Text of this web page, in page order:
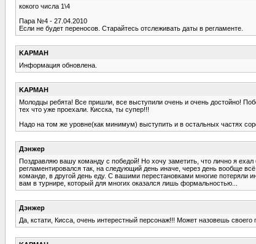
кокого числа 1\4
Пара №4 - 27.04.2010
Если не будет переносов. Старайтесь отслеживать даты в регламенте.
KAPMAH
Информация обновлена.
KAPMAH
Молодцы ребята! Все пришли, все выступили очень и очень достойно!
тех что уже проехали. Кисска, ты супер!!!
Надо на том же уровне(как минимум) выступить и в остальных частях
Дэнжер
Поздравляю вашу команду с победой! Но хочу заметить, что лично я ехал
регламентировался так, на следующий день иначе, через день вообще
команде, в другой день еду. С вашими перестановками многие потеряли
вам в турнире, который для многих оказался лишь формальностью...
Дэнжер
Да, кстати, Кисса, очень интерестный персонаж!!! Может назовешь